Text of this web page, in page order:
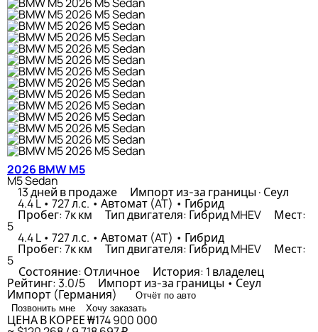
2026 BMW M5
M5 Sedan
13 дней в продаже Импорт из-за границы · Сеул
4.4 L • 727 л.с. • Автомат (AT) • Гибрид
Пробег: 7к км Тип двигателя: Гибрид MHEV Мест:
5
4.4 L • 727 л.с. • Автомат (AT) • Гибрид
Пробег: 7к км Тип двигателя: Гибрид MHEV Мест:
5
Состояние: Отличное История: 1 владелец
Рейтинг: 3.0/5 Импорт из-за границы • Сеул
Импорт (Германия)
Отчёт по авто
Позвонить мне
Хочу заказать
ЦЕНА В КОРЕЕ₩174 900 000